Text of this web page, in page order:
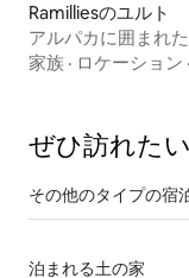
Ramilliesのユルト
アルパカに囲まれ
家族 · ロケーション ·
ぜひ訪⁠れ⁠た⁠
その他のタ⁠イ⁠プ⁠の宿⁠
泊まれる土の家